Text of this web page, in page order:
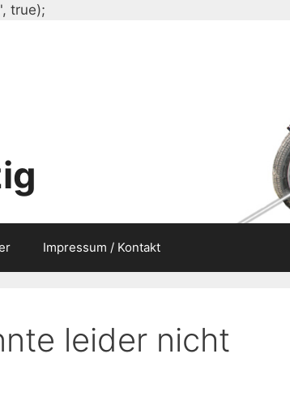
true);
Impressum / Kontakt
leider nicht